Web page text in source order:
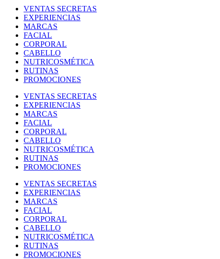
VENTAS SECRETAS
EXPERIENCIAS
MARCAS
FACIAL
CORPORAL
CABELLO
NUTRICOSMÉTICA
RUTINAS
PROMOCIONES
VENTAS SECRETAS
EXPERIENCIAS
MARCAS
FACIAL
CORPORAL
CABELLO
NUTRICOSMÉTICA
RUTINAS
PROMOCIONES
VENTAS SECRETAS
EXPERIENCIAS
MARCAS
FACIAL
CORPORAL
CABELLO
NUTRICOSMÉTICA
RUTINAS
PROMOCIONES